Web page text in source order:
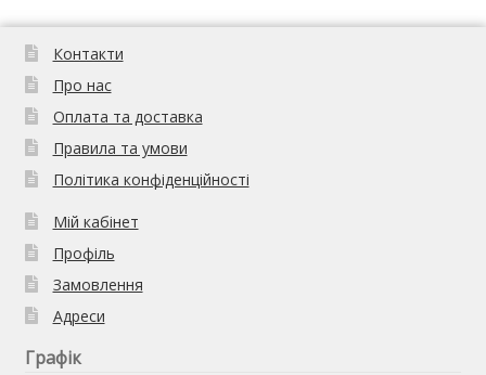
Контакти
Про нас
Оплата та доставка
Правила та умови
Політика конфіденційності
Мій кабінет
Профіль
Замовлення
Адреси
Графік